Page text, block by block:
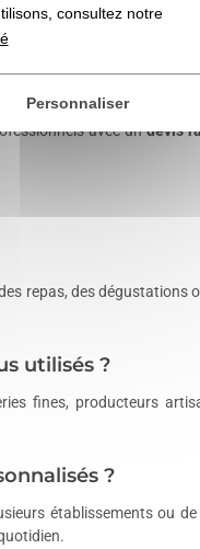
beurre, les pâtes à
avec un manche
choisissent les
réalisée, selon les
de constituer des
avec undevis
repas, des
utilisés ?
fines, producteurs
?
établissements ou
consultez notre
Personnaliser